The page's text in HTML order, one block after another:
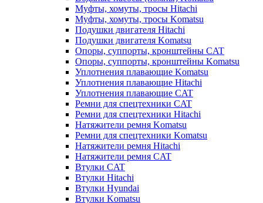
Муфты, хомуты, тросы Hitachi
Муфты, хомуты, тросы Komatsu
Подушки двигателя Hitachi
Подушки двигателя Komatsu
Опоры, суппорты, кронштейны CAT
Опоры, суппорты, кронштейны Komatsu
Уплотнения плавающие Komatsu
Уплотнения плавающие Hitachi
Уплотнения плавающие CAT
Ремни для спецтехники CAT
Ремни для спецтехники Hitachi
Натяжители ремня Komatsu
Ремни для спецтехники Komatsu
Натяжители ремня Hitachi
Натяжители ремня CAT
Втулки CAT
Втулки Hitachi
Втулки Hyundai
Втулки Komatsu